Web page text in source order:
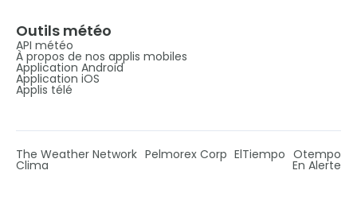
Outils météo
API météo
À propos de nos applis mobiles
Application Android
Application iOS
Applis télé
The Weather Network Pelmorex Corp ElTiempo Otempo
Clima En Alerte